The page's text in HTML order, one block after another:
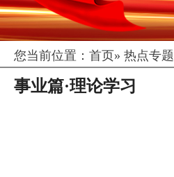
您当前位置： 首页» 热点专题
事业篇·理论学习